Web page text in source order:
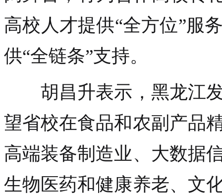
高校人才提供“全方位”服
供“全链条”支持。
胡昌升表示，黑龙江发
望省校在食品和农副产品
高端装备制造业、大数据
生物医药和健康养老、文